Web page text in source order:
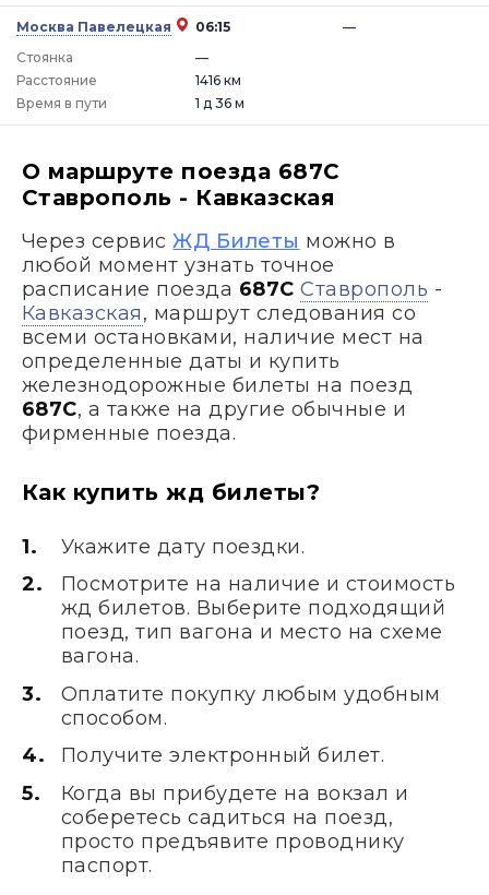
Москва Павелецкая
06:15
Стоянка
—
—
Расстояние
1416 км
Время в пути
1 д 36 м
О маршруте поезда 687С
Ставрополь - Кавказская
Через сервисЖД Билеты можно в
любой момент узнать точное
расписание поезда 687С Ставрополь -
Кавказская, маршрут следования со
всеми остановками, наличие мест на
определенные даты и купить
железнодорожные билеты на поезд
687С, а также на другие обычные и
фирменные поезда.
Как купить жд билеты?
Укажите дату поездки.
Посмотрите на наличие и стоимость
жд билетов. Выберите подходящий
поезд, тип вагона и место на схеме
вагона.
Оплатите покупку любым удобным
способом.
Получите электронный билет.
Когда вы прибудете на вокзал и
соберетесь садиться на поезд,
просто предъявите проводнику
паспорт.